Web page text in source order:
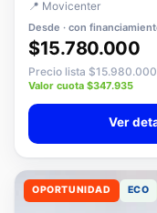
2024 27.198 km
📍 Movicenter
Desde · con financiamiento
$15.780.000
Precio lista $15.980.000
Valor cuota $347.935
OPORTUNIDAD ECO